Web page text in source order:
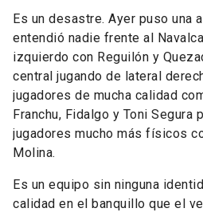
Es un desastre. Ayer puso una
entendió nadie frente al
izquierdo con Reguilón y
central jugando de lateral
jugadores de mucha calidad
Franchu, Fidalgo y Toni Segura
jugadores mucho más físicos
Molina.
Es un equipo sin ninguna
calidad en el banquillo que el